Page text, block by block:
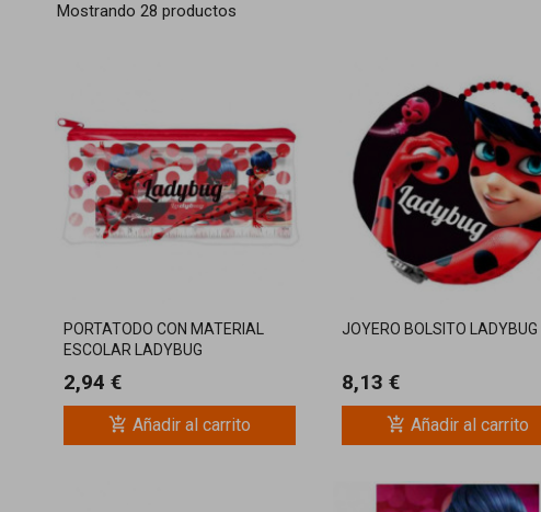
Mostrando 28 productos
PORTATODO CON MATERIAL
ESCOLAR LADYBUG
2,94 €
add_shopping_cart Añadir al carrito
JOYERO BOLSITO LADYBUG
8,13 €
add_shopping_cart Añadir al carrito